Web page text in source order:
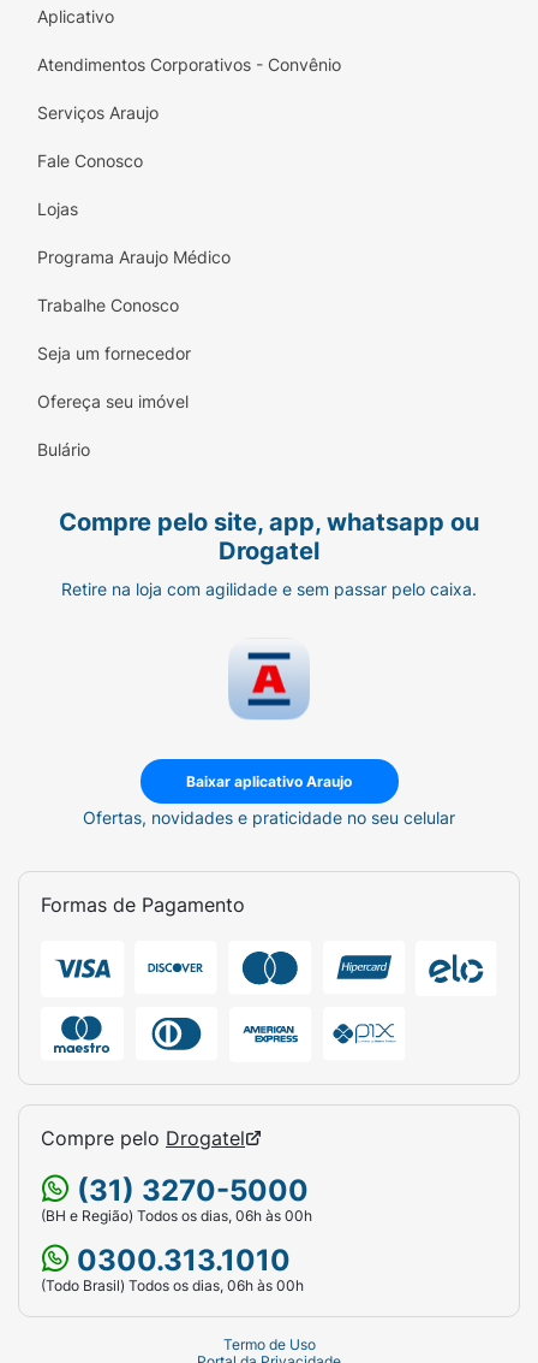
Aplicativo
Atendimentos Corporativos - Convênio
Serviços Araujo
Fale Conosco
Lojas
Programa Araujo Médico
Trabalhe Conosco
Seja um fornecedor
Ofereça seu imóvel
Bulário
Compre pelo site, app, whatsapp ou
Drogatel
Retire na loja com agilidade e sem passar pelo caixa.
Baixar aplicativo Araujo
Ofertas, novidades e praticidade no seu celular
Formas de Pagamento
Compre pelo Drogatel
(31) 3270-5000
(BH e Região) Todos os dias, 06h às 00h
0300.313.1010
(Todo Brasil) Todos os dias, 06h às 00h
Termo de Uso